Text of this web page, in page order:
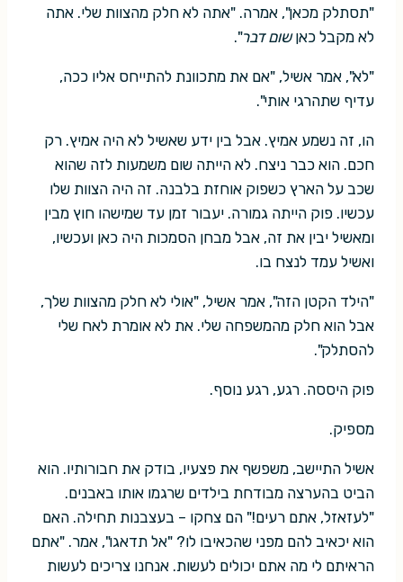
"תסתלק מכאן", אמרה. "אתה לא חלק מהצוות שלי. אתה
לא מקבל כאןשום דבר".
"לא", אמר אשיל, "אם את מתכוונת להתייחס אליו ככה,
עדיף שתהרגי אותי".
הו, זה נשמע אמיץ. אבל בין ידע שאשיל לא היה אמיץ. רק
חכם. הוא כבר ניצח. לא הייתה שום משמעות לזה שהוא
שכב על הארץ כשפוק אוחזת בלבנה. זה היה הצוות שלו
עכשיו. פוק הייתה גמורה. יעבור זמן עד שמישהו חוץ מבין
ומאשיל יבין את זה, אבל מבחן הסמכות היה כאן ועכשיו,
ואשיל עמד לנצח בו.
"הילד הקטן הזה", אמר אשיל, "אולי לא חלק מהצוות שלך,
אבל הוא חלק מהמשפחה שלי. את לא אומרת לאח שלי
להסתלק".
פוק היססה. רגע, רגע נוסף.
מספיק.
אשיל התיישב, משפשף את פצעיו, בודק את חבורותיו. הוא
הביט בהערצה מבודחת בילדים שרגמו אותו באבנים.
"לעזאזל, אתם רעים!" הם צחקו – בעצבנות תחילה. האם
הוא יכאיב להם מפני שהכאיבו לו? "אל תדאגו", אמר. "אתם
הראיתם לי מה אתם יכולים לעשות. אנחנו צריכים לעשות